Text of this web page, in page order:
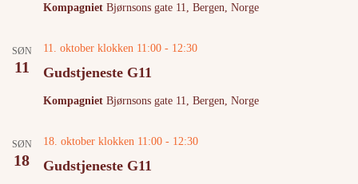
Kompagniet Bjørnsons gate 11, Bergen, Norge
SØN
11 Gudstjeneste G11
11. oktober klokken 11:00 - 12:30
Kompagniet Bjørnsons gate 11, Bergen, Norge
SØN
18 Gudstjeneste G11
18. oktober klokken 11:00 - 12:30